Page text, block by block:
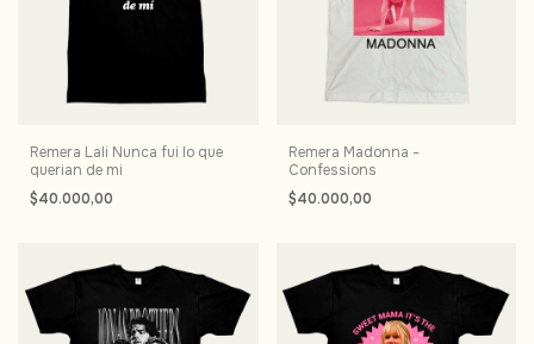
Remera Lali Nunca fui lo que
querian de mi
$40.000,00
Remera Madonna -
Confessions
$40.000,00